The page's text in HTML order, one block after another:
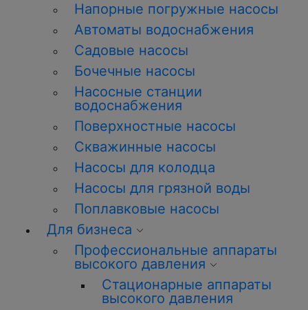
Напорные погружные насосы
Автоматы водоснабжения
Садовые насосы
Бочечные насосы
Насосные станции
водоснабжения
Поверхностные насосы
Скважинные насосы
Насосы для колодца
Насосы для грязной воды
Поплавковые насосы
Для бизнеса
Профессиональные аппараты
высокого давления
Стационарные аппараты
высокого давления